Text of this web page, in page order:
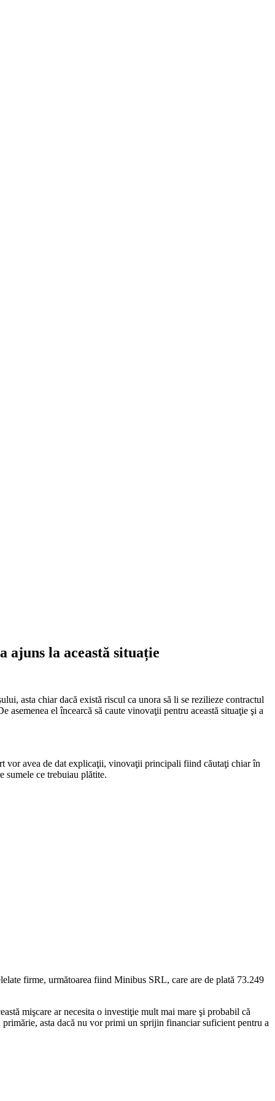
ajuns la această situație
asta chiar dacă există riscul ca unora să li se rezilieze contractul
el încearcă să caute vinovaţii pentru această situaţie şi a
vor avea de dat explicaţii, vinovaţii principali fiind căutaţi chiar în
sumele ce trebuiau plătite.
firme, următoarea fiind Minibus SRL, care are de plată 73.249
mişcare ar necesita o investiţie mult mai mare şi probabil că
asta dacă nu vor primi un sprijin financiar suficient pentru a